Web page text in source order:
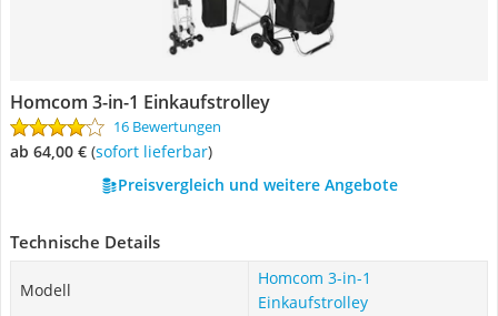
Homcom 3-in-1 Einkaufstrolley
16 Bewertungen
ab 64,00 € ( Sofort lieferbar)
Preisvergleich und weitere Angebote
Technische Details
Modell
Homcom 3-in-1
Einkaufstrolley